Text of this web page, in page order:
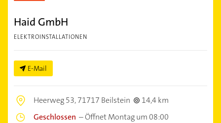
Haid GmbH
ELEKTROINSTALLATIONEN
E-Mail
Heerweg 53,71717 Beilstein
14,4 km
Geschlossen –Öffnet Montag um 08:00